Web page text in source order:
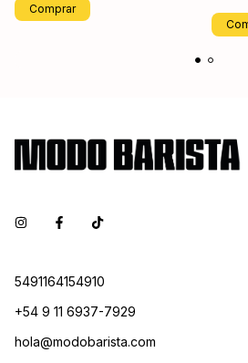
Comprar
5491164154910
+54 9 11 6937-7929
hola@modobarista.com